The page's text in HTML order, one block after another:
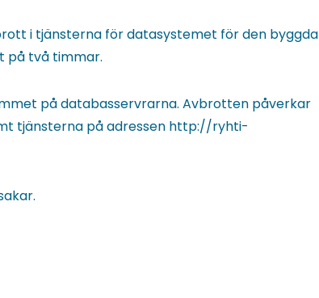
i tjänsterna för datasystemet för den byggda
på två timmar.
på databasservrarna. Avbrotten påverkar
tjänsterna på adressen http://ryhti-